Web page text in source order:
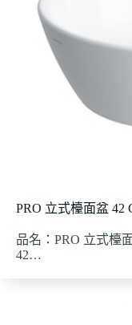
PRO 立式檯面盆 42
品名：PRO 立式檯
42…